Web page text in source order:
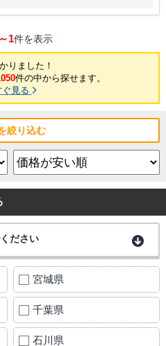
1件を表示
りました！
件の中から探せます。
見る
絞り込む
ださい
宮城県
千葉県
石川県